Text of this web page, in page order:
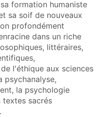
formation humaniste
sa soif de nouveaux
profondément
dans un riche
littéraires,
l'éthique aux sciences
psychanalyse,
la psychologie
textes sacrés